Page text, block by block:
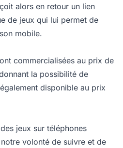
alors en retour un lien
de jeux qui lui permet de
mobile.
commercialisées au prix de
la possibilité de
disponible au prix
jeux sur téléphones
volonté de suivre et de